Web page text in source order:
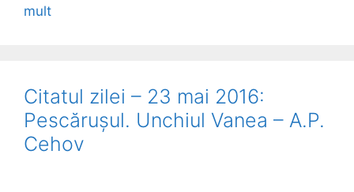
mult
Citatul zilei – 23 mai 2016:
Pescărușul. Unchiul Vanea – A.P.
Cehov